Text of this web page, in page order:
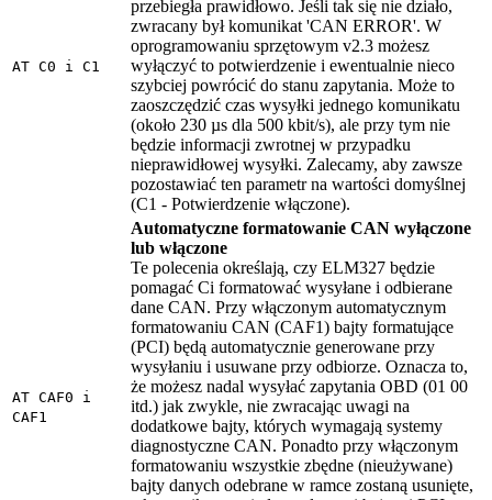
AT C0 i C1
przebiegła prawidłowo. Jeśli tak się nie działo,
zwracany był komunikat 'CAN ERROR'. W
oprogramowaniu sprzętowym v2.3 możesz
wyłączyć to potwierdzenie i ewentualnie nieco
szybciej powrócić do stanu zapytania. Może to
zaoszczędzić czas wysyłki jednego komunikatu
(około 230 µs dla 500 kbit/s), ale przy tym nie
będzie informacji zwrotnej w przypadku
nieprawidłowej wysyłki. Zalecamy, aby zawsze
pozostawiać ten parametr na wartości domyślnej
(C1 - Potwierdzenie włączone).
AT CAF0 i
CAF1
Automatyczne formatowanie CAN wyłączone
lub włączone
Te polecenia określają, czy ELM327 będzie
pomagać Ci formatować wysyłane i odbierane
dane CAN. Przy włączonym automatycznym
formatowaniu CAN (CAF1) bajty formatujące
(PCI) będą automatycznie generowane przy
wysyłaniu i usuwane przy odbiorze. Oznacza to,
że możesz nadal wysyłać zapytania OBD (01 00
itd.) jak zwykle, nie zwracając uwagi na
dodatkowe bajty, których wymagają systemy
diagnostyczne CAN. Ponadto przy włączonym
formatowaniu wszystkie zbędne (nieużywane)
bajty danych odebrane w ramce zostaną usunięte,